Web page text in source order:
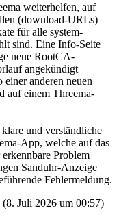
weiterhelfen, auf
(download-URLs)
für alle system-
sind. Eine Info-Seite
neue RootCA-
angekündigt
anderen neuen
auf einem Threema-
und verständliche
App, welche auf das
Problem
Sanduhr-Anzeige
Fehlermeldung.
(8. Juli 2026 um 00:57)